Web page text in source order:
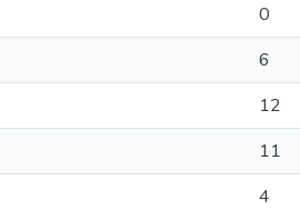
0
6
12
11
4